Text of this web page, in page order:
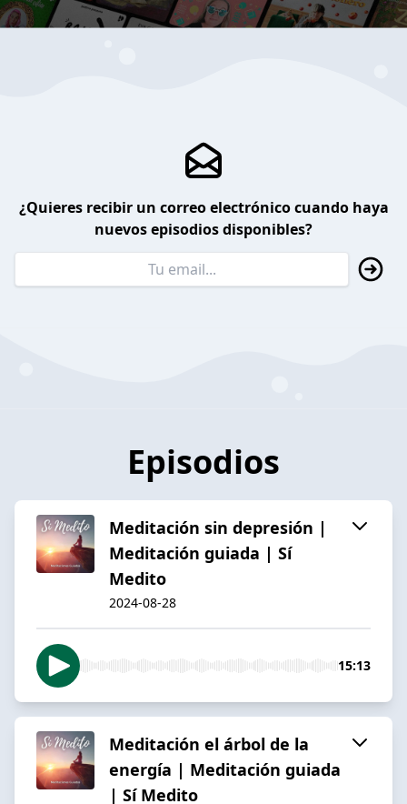
¿Quieres recibir un correo electrónico cuando haya
nuevos episodios disponibles?
Episodios
Meditación sin depresión |
Meditación guiada | Sí
Medito
2024-08-28
15:13
Meditación el árbol de la
energía | Meditación guiada
| Sí Medito